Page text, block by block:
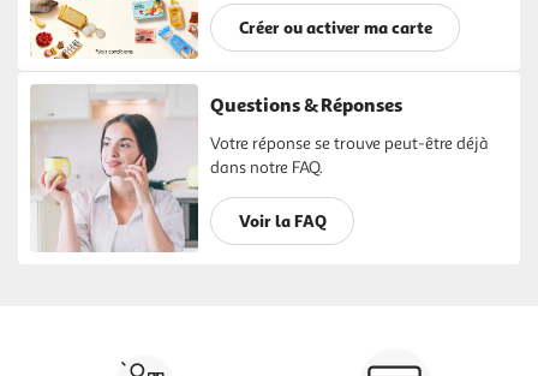
Créer ou activer ma carte
Questions & Réponses
Votre réponse se trouve peut-être déjà
dans notre FAQ.
Voir la FAQ